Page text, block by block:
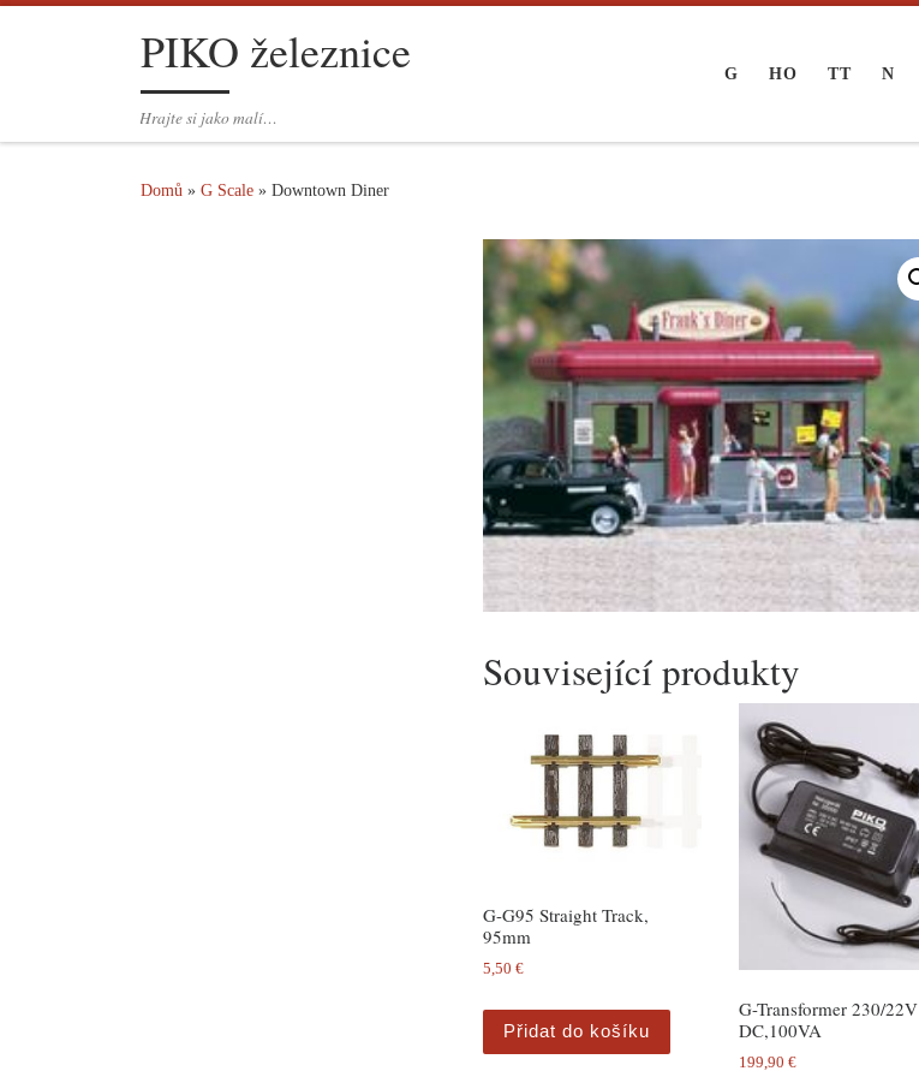
PIKO železnice
Hrajte si jako malí…
G HO TT N
Domů » G Scale » Downtown Diner
Související produkty
G-G95 Straight Track,
95mm
5,50 €
Přidat do košíku
G-Transformer 230/22V
DC,100VA
199,90€